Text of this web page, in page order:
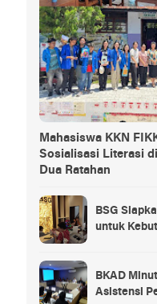
Mahasiswa KKN
Sosialisasi Literasi
Dua Ratahan
BSG
untuk
BKAD
Asistensi